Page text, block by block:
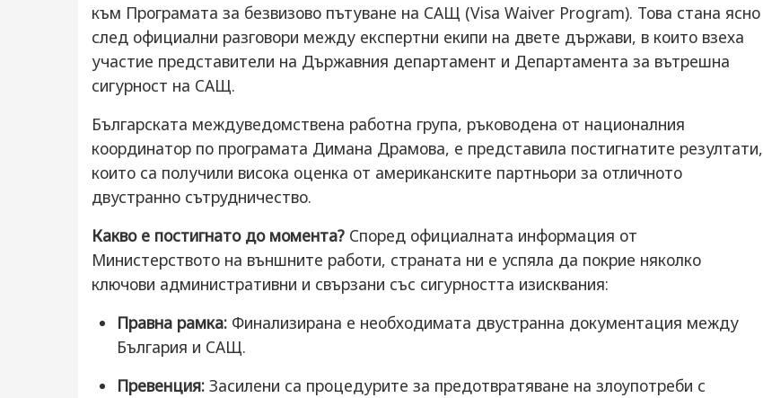
към Програмата за безвизово пътуване на САЩ (Visa Waiver Program). Това стана ясно
след официални разговори между експертни екипи на двете държави, в които взеха
участие представители на Държавния департамент и Департамента за вътрешна
сигурност на САЩ.
Българската междуведомствена работна група, ръководена от националния
координатор по програмата Димана Драмова, е представила постигнатите резултати,
които са получили висока оценка от американските партньори за отличното
двустранно сътрудничество.
Какво е постигнато до момента? Според официалната информация от
Министерството на външните работи, страната ни е успяла да покрие няколко
ключови административни и свързани със сигурността изисквания:
Правна рамка: Финализирана е необходимата двустранна документация между
България и САЩ.
Превенция: Засилени са процедурите за предотвратяване на злоупотреби с